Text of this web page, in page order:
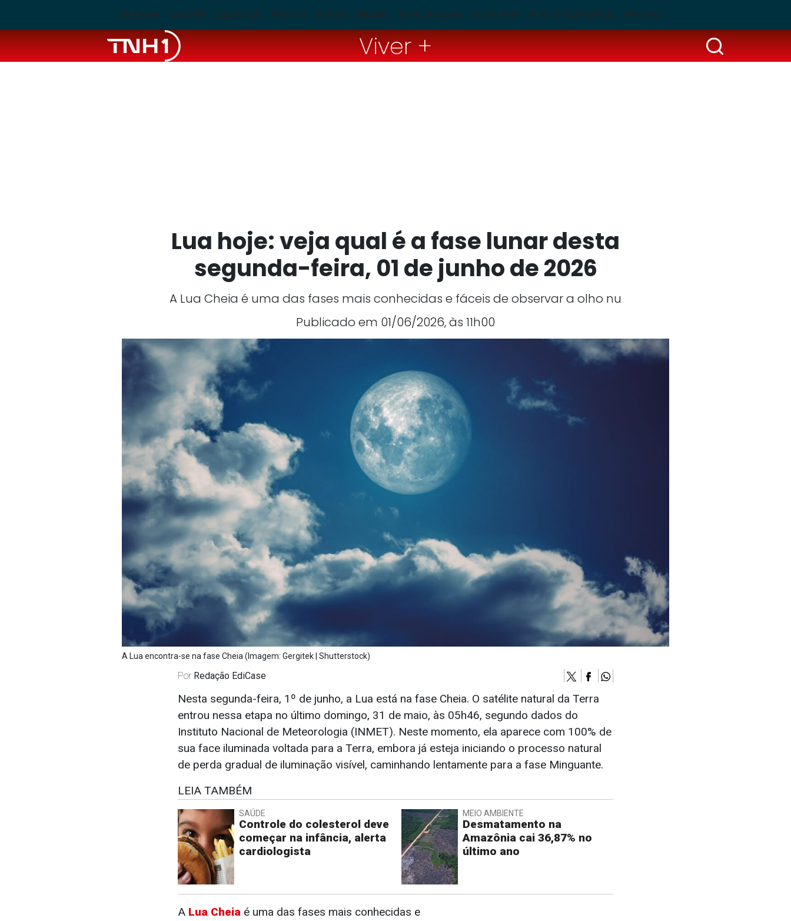
ÚLTIMAS MACEIÓ ALAGOAS POLÍCIA BLOGS BRASIL TV PAJUÇARA TUDO POP PUBLICIDADE LEGAL PSCOM
Viver +
Lua hoje: veja qual é a fase lunar desta
segunda-feira, 01 de junho de 2026
A Lua Cheia é uma das fases mais conhecidas e fáceis de observar a olho nu
Publicado em 01/06/2026, às 11h00
A Lua encontra-se na fase Cheia (Imagem: Gergitek | Shutterstock)
Por Redação EdiCase
Nesta segunda-feira, 1º de junho, a Lua está na fase Cheia. O satélite natural da Terra
entrou nessa etapa no último domingo, 31 de maio, às 05h46, segundo dados do
Instituto Nacional de Meteorologia (INMET). Neste momento, ela aparece com 100% de
sua face iluminada voltada para a Terra, embora já esteja iniciando o processo natural
de perda gradual de iluminação visível, caminhando lentamente para a fase Minguante.
LEIA TAMBÉM
SAÚDE
Controle do colesterol deve
começar na infância, alerta
cardiologista
MEIO AMBIENTE
Desmatamento na
Amazônia cai 36,87% no
último ano
A Lua Cheia é uma das fases mais conhecidas e